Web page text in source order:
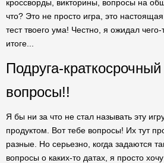
кроссворды, викторины, вопросы на
что? Это не просто игра, это
тест твоего ума! Честно, я ожидал
итоге...
Подруга-
вопросы!!
Я бы ни за что не стал называть эту
продуктом. Вот тебе вопросы! Их тут
разные. Но серьезно, когда задаются
вопросы о каких-то датах, я просто